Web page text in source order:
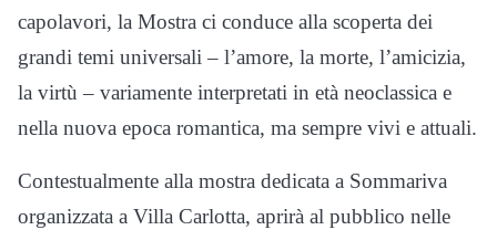
capolavori, la Mostra ci conduce alla scoperta dei
grandi temi universali – l’amore, la morte, l’amicizia,
la virtù – variamente interpretati in età neoclassica e
nella nuova epoca romantica, ma sempre vivi e attuali.
Contestualmente alla mostra dedicata a Sommariva
organizzata a Villa Carlotta, aprirà al pubblico nelle